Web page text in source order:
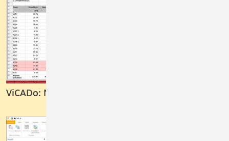
ViCADo: Neues Lizenzmodell